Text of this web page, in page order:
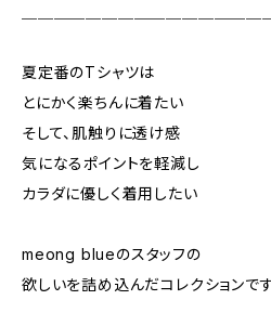
夏定番のTシャツは
とにかく楽ちんに着たい
そして、肌触りに透け感
気になるポイントを軽減し
カラダに優しく着用したい
meong blueのスタッフの
欲しいを詰め込んだコレクションです